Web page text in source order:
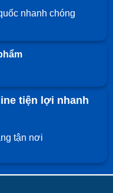
nhanh chóng
tiện lợi nhanh
tận nơi